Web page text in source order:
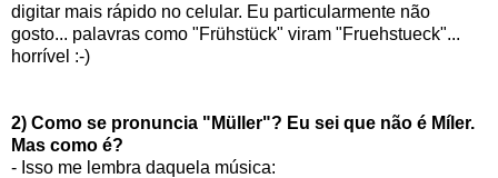
digitar mais rápido no celular. Eu particularmente não
gosto... palavras como "Frühstück" viram "Fruehstueck"...
horrível :-)
2) Como se pronuncia "Müller"? Eu sei que não é Míler.
Mas como é?
- Isso me lembra daquela música: